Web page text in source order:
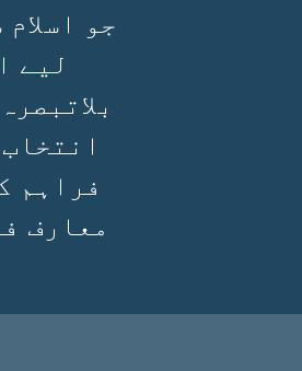
جو
لیے
فراہم
معارف